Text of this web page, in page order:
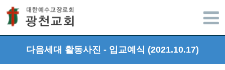
다음세대 활동사진 - 입교예식 (2021.10.17)